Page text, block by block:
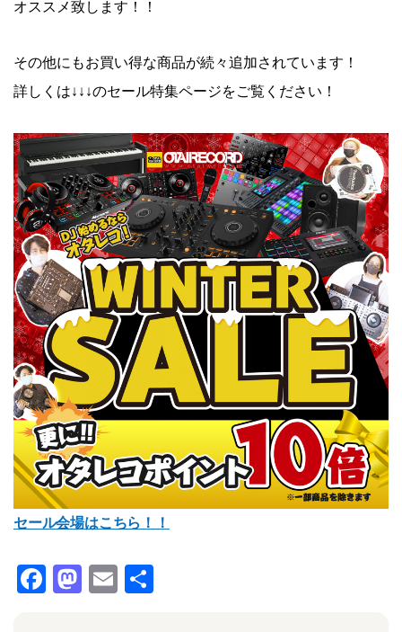
オススメ致します！！
その他にもお買い得な商品が続々追加されています！
詳しくは↓↓↓のセール特集ページをご覧ください！
セール会場はこちら！！
F M E